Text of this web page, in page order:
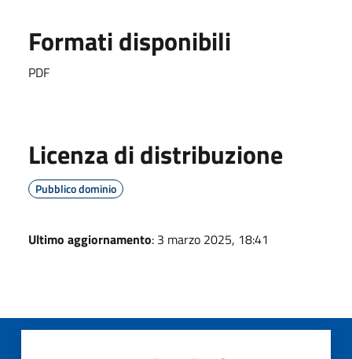
Formati disponibili
PDF
Licenza di distribuzione
Pubblico dominio
Ultimo aggiornamento: 3 marzo 2025, 18:41